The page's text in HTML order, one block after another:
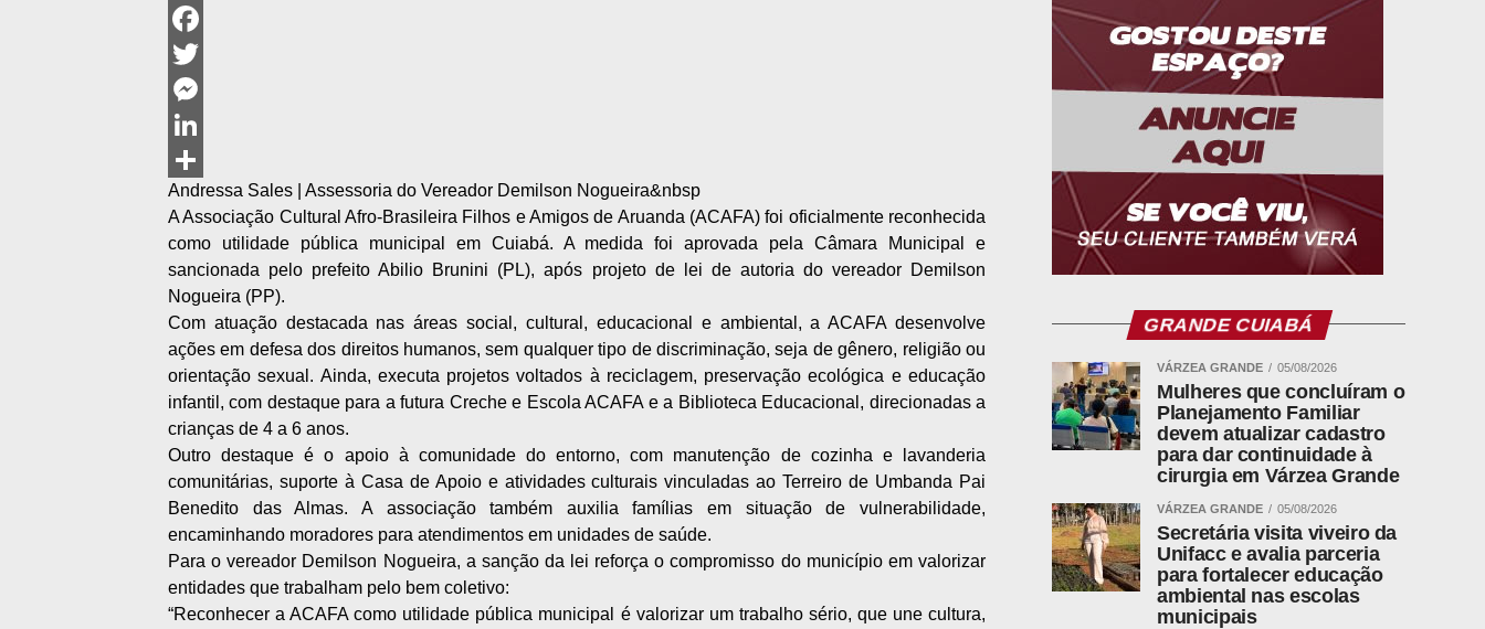
WhatsApp
Facebook
Twitter
Messenger
LinkedIn
Share
Andressa Sales | Assessoria do Vereador Demilson Nogueira&nbsp
A Associação Cultural Afro-Brasileira Filhos e Amigos de Aruanda (ACAFA) foi oficialmente reconhecida
como utilidade pública municipal em Cuiabá. A medida foi aprovada pela Câmara Municipal e
sancionada pelo prefeito Abilio Brunini (PL), após projeto de lei de autoria do vereador Demilson
Nogueira (PP).
Com atuação destacada nas áreas social, cultural, educacional e ambiental, a ACAFA desenvolve
ações em defesa dos direitos humanos, sem qualquer tipo de discriminação, seja de gênero, religião ou
orientação sexual. Ainda, executa projetos voltados à reciclagem, preservação ecológica e educação
infantil, com destaque para a futura Creche e Escola ACAFA e a Biblioteca Educacional, direcionadas a
crianças de 4 a 6 anos.
Outro destaque é o apoio à comunidade do entorno, com manutenção de cozinha e lavanderia
comunitárias, suporte à Casa de Apoio e atividades culturais vinculadas ao Terreiro de Umbanda Pai
Benedito das Almas. A associação também auxilia famílias em situação de vulnerabilidade,
encaminhando moradores para atendimentos em unidades de saúde.
Para o vereador Demilson Nogueira, a sanção da lei reforça o compromisso do município em valorizar
entidades que trabalham pelo bem coletivo:
“Reconhecer a ACAFA como utilidade pública municipal é valorizar um trabalho sério, que une cultura,
GRANDE CUIABÁ
VÁRZEA GRANDE 05/08/2026
Mulheres que concluíram o
Planejamento Familiar
devem atualizar cadastro
para dar continuidade à
cirurgia em Várzea Grande
VÁRZEA GRANDE 05/08/2026
Secretária visita viveiro da
Unifacc e avalia parceria
para fortalecer educação
ambiental nas escolas
municipais